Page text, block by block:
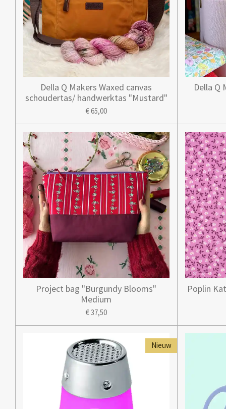
n
Della Q Makers Waxed canvas
schoudertas/ handwerktas "Mustard"
€ 65,00
Della Q
Project bag "Burgundy Blooms"
Medium
€ 37,50
Poplin
Nieuw